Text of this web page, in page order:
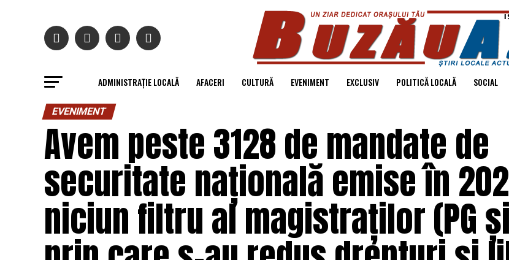
ADMINISTRAȚIE LOCALĂ AFACERI CULTURĂ EVENIMENT EXCLUSIV POLITICĂ LOCALĂ SOCIAL
EVENIMENT
Avem peste 3128 de mandate de
securitate națională emise în
niciun filtru al magistraților (PG